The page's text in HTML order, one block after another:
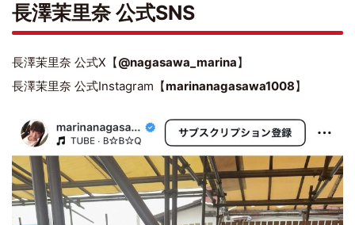
長澤茉里奈 公式SNS
長澤茉里奈 公式X【@nagasawa_marina】
長澤茉里奈 公式Instagram【marinanagasawa1008】